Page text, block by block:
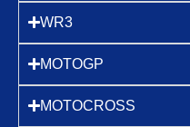
WR3
MOTOGP
MOTOCROSS